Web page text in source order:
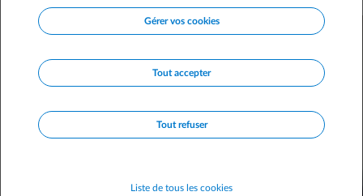
Gérer vos cookies
Tout accepter
Tout refuser
Liste de tous les cookies